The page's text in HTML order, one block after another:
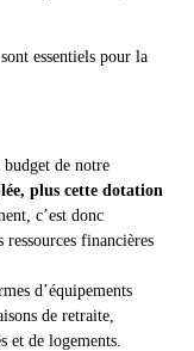
essentiels pour la
de notre
plus cette dotation
c’est donc
ressources financières
d’équipements
de retraite,
et de logements.